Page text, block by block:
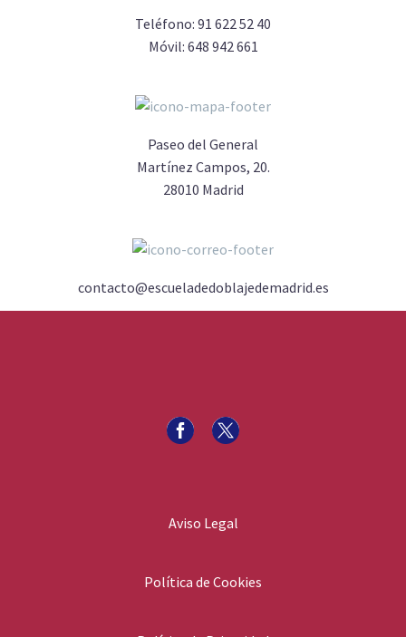
Teléfono: 91 622 52 40
Móvil: 648 942 661
Paseo del General
Martínez Campos, 20.
28010 Madrid
contacto@escueladedoblajedemadrid.es
Aviso Legal
Política de Cookies